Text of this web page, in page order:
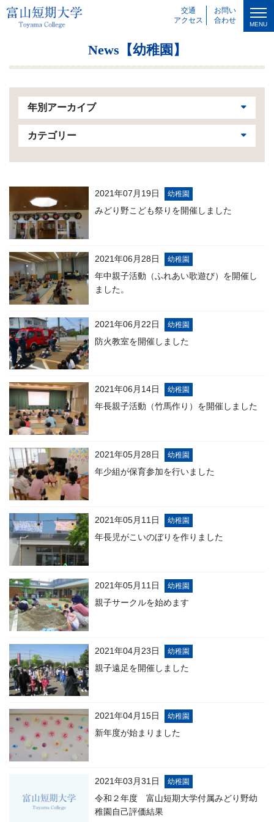
交通
アクセス
お問い
合わせ
MENU
News【幼稚園】
年別アーカイブ
カテゴリー
2021年07月19日 幼稚園
みどり野こども祭りを開催しました
2021年06月28日 幼稚園
年中親子活動（ふれあい歌遊び）を開催し
ました。
2021年06月22日 幼稚園
防火教室を開催しました
2021年06月14日 幼稚園
年長親子活動（竹馬作り）を開催しました
2021年05月28日 幼稚園
年少組が保育参加を行いました
2021年05月11日 幼稚園
年長児がこいのぼりを作りました
2021年05月11日 幼稚園
親子サークルを始めます
2021年04月23日 幼稚園
親子遠足を開催しました
2021年04月15日 幼稚園
新年度が始まりました
2021年03月31日 幼稚園
令和２年度 富山短期大学付属みどり野幼
稚園自己評価結果